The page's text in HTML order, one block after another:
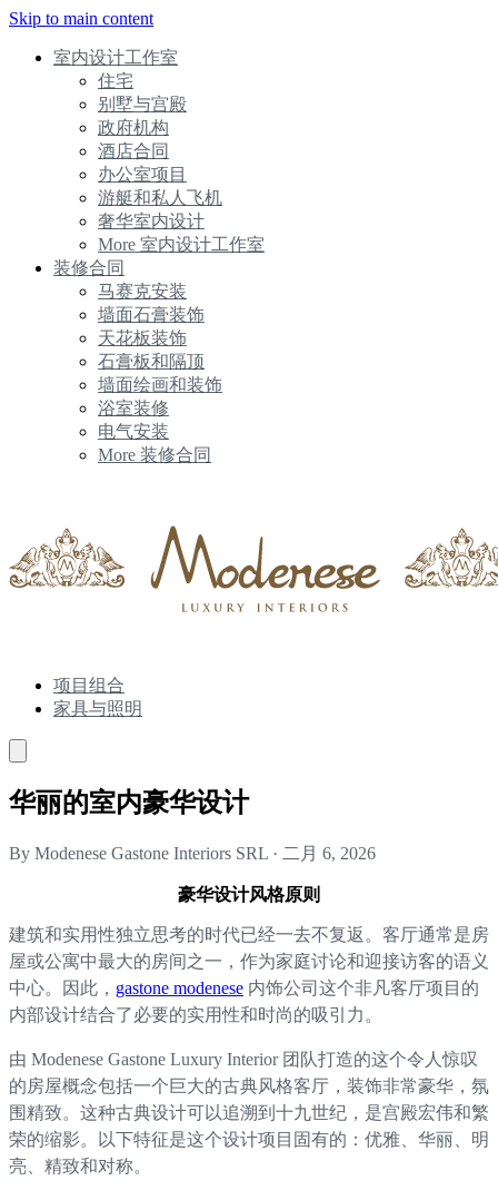
Skip to main content
室内设计工作室
住宅
别墅与宫殿
政府机构
酒店合同
办公室项目
游艇和私人飞机
奢华室内设计
More 室内设计工作室
装修合同
马赛克安装
墙面石膏装饰
天花板装饰
石膏板和隔顶
墙面绘画和装饰
浴室装修
电气安装
More 装修合同
项目组合
家具与照明
华丽的室内豪华设计
By Modenese Gastone Interiors SRL · 二月 6, 2026
豪华设计风格原则
建筑和实用性独立思考的时代已经一去不复返。客厅通常是房
屋或公寓中最大的房间之一，作为家庭讨论和迎接访客的语义
中心。因此， gastone modenese 内饰公司这个非凡客厅项目的
内部设计结合了必要的实用性和时尚的吸引力。
由 Modenese Gastone Luxury Interior 团队打造的这个令人惊叹
的房屋概念包括一个巨大的古典风格客厅，装饰非常豪华，氛
围精致。这种古典设计可以追溯到十九世纪，是宫殿宏伟和繁
荣的缩影。以下特征是这个设计项目固有的：优雅、华丽、明
亮、精致和对称。